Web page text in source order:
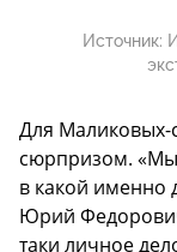
Источник:
Для Маликовых-
сюрпризом. «Мы
в какой именно
Юрий
таки личное